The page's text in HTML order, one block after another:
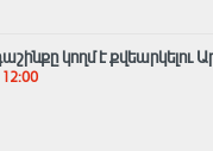
կողմ է քվեարկելու